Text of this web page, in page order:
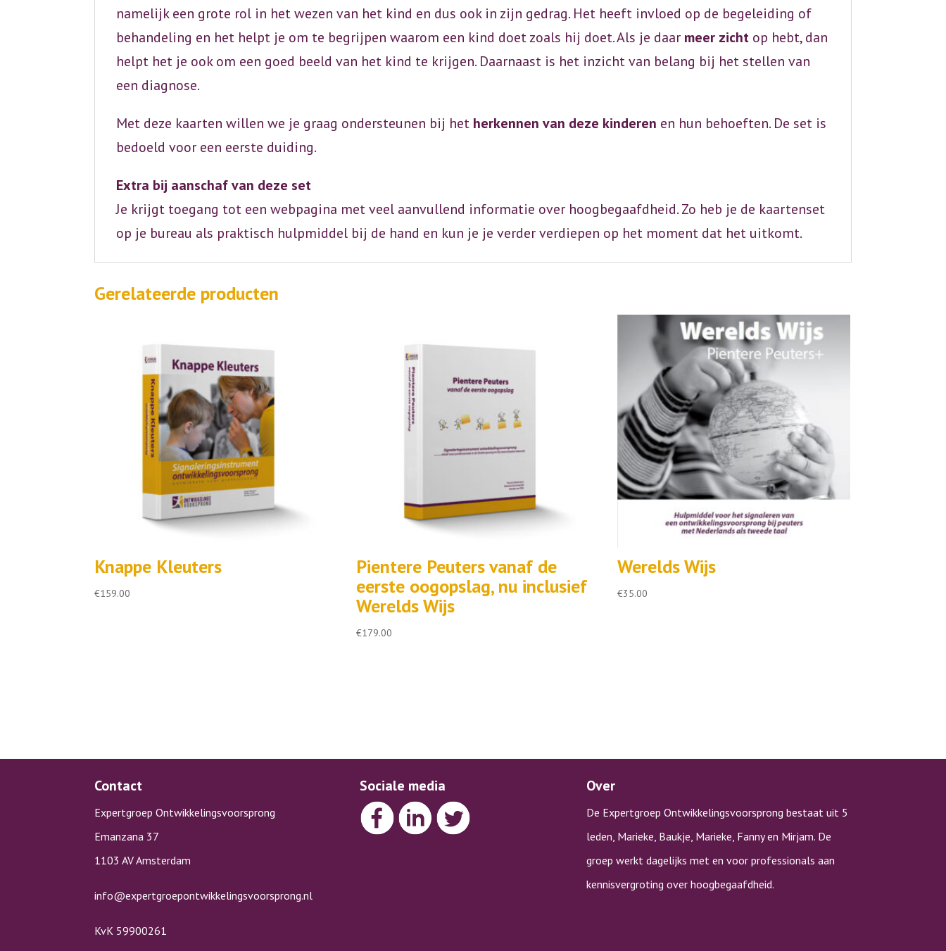
namelijk een grote rol in het wezen van het kind en dus ook in zijn gedrag. Het heeft invloed op de begeleiding of
behandeling en het helpt je om te begrijpen waarom een kind doet zoals hij doet. Als je daar meer zicht op hebt, dan
helpt het je ook om een goed beeld van het kind te krijgen. Daarnaast is het inzicht van belang bij het stellen van
een diagnose.
Met deze kaarten willen we je graag ondersteunen bij het herkennen van deze kinderen en hun behoeften. De set is
bedoeld voor een eerste duiding.
Extra bij aanschaf van deze set
Je krijgt toegang tot een webpagina met veel aanvullend informatie over hoogbegaafdheid. Zo heb je de kaartenset
op je bureau als praktisch hulpmiddel bij de hand en kun je je verder verdiepen op het moment dat het uitkomt.
Gerelateerde producten
Knappe Kleuters
€159.00
Pientere Peuters vanaf de
eerste oogopslag, nu inclusief
Werelds Wijs
€179.00
Werelds Wijs
€35.00
Contact
Expertgroep Ontwikkelingsvoorsprong
Emanzana 37
1103 AV Amsterdam
info@expertgroepontwikkelingsvoorsprong.nl
KvK 59900261
Sociale media Over
De Expertgroep Ontwikkelingsvoorsprong bestaat uit 5
leden, Marieke, Baukje, Marieke, Fanny en Mirjam. De
groep werkt dagelijks met en voor professionals aan
kennisvergroting over hoogbegaafdheid.